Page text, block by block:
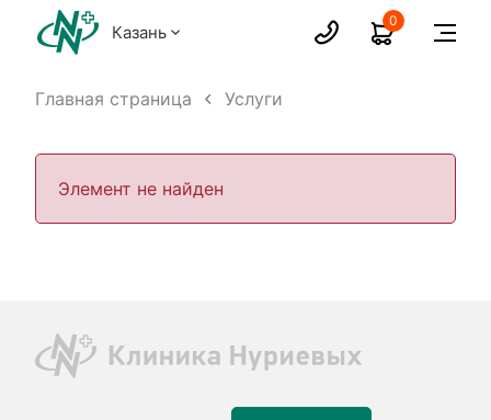
Казань
0
Главная страница Услуги
Элемент не найден